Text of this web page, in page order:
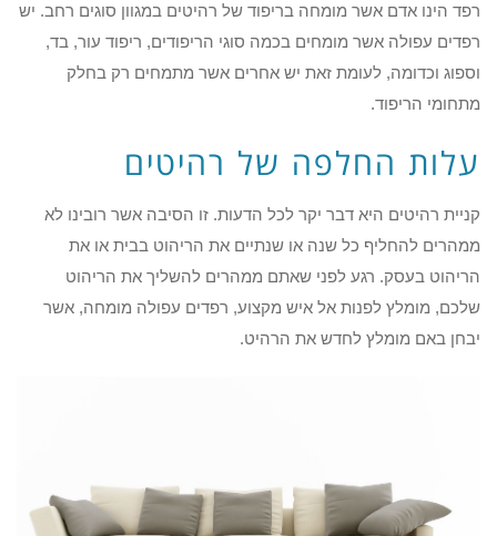
רפד הינו אדם אשר מומחה בריפוד של רהיטים במגוון סוגים רחב. יש
רפדים עפולה אשר מומחים בכמה סוגי הריפודים, ריפוד עור, בד,
וספוג וכדומה, לעומת זאת יש אחרים אשר מתמחים רק בחלק
מתחומי הריפוד.
עלות החלפה של רהיטים
קניית רהיטים היא דבר יקר לכל הדעות. זו הסיבה אשר רובינו לא
ממהרים להחליף כל שנה או שנתיים את הריהוט בבית או את
הריהוט בעסק. רגע לפני שאתם ממהרים להשליך את הריהוט
שלכם, מומלץ לפנות אל איש מקצוע, רפדים עפולה מומחה, אשר
יבחן באם מומלץ לחדש את הרהיט.